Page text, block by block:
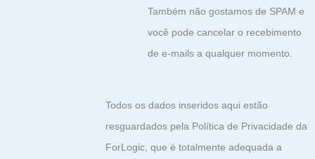
Também não gostamos de SPAM e
você pode cancelar o recebimento
de e-mails a qualquer momento.
Todos os dados inseridos aqui estão
resguardados pela Política de Privacidade da
ForLogic, que é totalmente adequada a